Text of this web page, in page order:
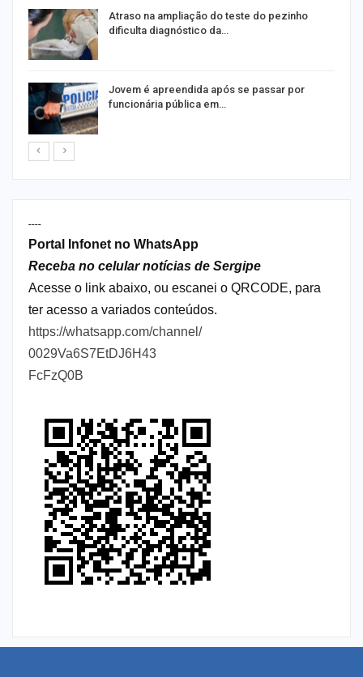
Atraso na ampliação do teste do pezinho
dificulta diagnóstico da…
Jovem é apreendida após se passar por
funcionária pública em…
----
Portal Infonet no WhatsApp
Receba no celular notícias de Sergipe
Acesse o link abaixo, ou escanei o QRCODE, para
ter acesso a variados conteúdos.
https://whatsapp.com/channel/
0029Va6S7EtDJ6H43
FcFzQ0B